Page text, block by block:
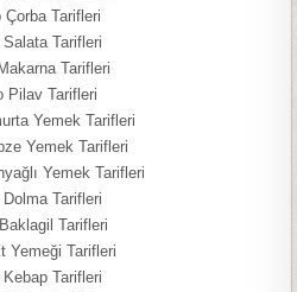
Çorba Tarifleri
Tarifleri
Tarifleri
Pilav Tarifleri
Yemek Tarifleri
Yemek Tarifleri
Yemek Tarifleri
Tarifleri
Tarifleri
Yemeği Tarifleri
Tarifleri